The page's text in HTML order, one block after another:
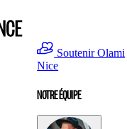
Soutenir Olami
Nice
NOTRE ÉQUIPE